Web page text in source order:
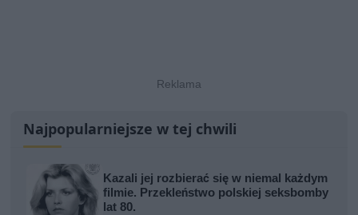
Najpopularniejsze w tej chwili
Kazali jej rozbierać się w niemal każdym
filmie. Przekleństwo polskiej seksbomby
lat 80.